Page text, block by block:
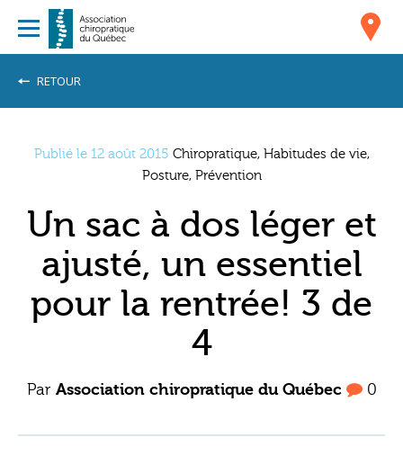
RETOUR
Publié le 12 août 2015 Chiropratique, Habitudes de vie,
Posture, Prévention
Un sac à dos léger et
ajusté, un essentiel
pour la rentrée! 3 de
4
Par Association chiropratique du Québec 0